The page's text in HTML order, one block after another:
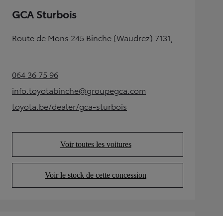
GCA Sturbois
Route de Mons 245 Binche (Waudrez) 7131,
064 36 75 96(Opens in new tab)
info.toyotabinche@groupegca.com
(Opens in new tab)
toyota.be/dealer/gca-sturbois
(Opens in new tab)
Voir toutes les voitures
(Opens in new tab)
Voir le stock de cette concession
(Opens in new tab)